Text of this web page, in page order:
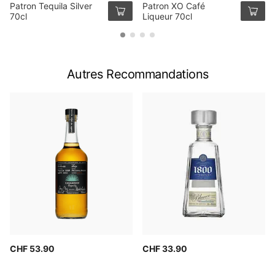
Patron Tequila Silver
70cl
Patron XO Café
Liqueur 70cl
Autres Recommandations
CHF 53.90
CHF 33.90